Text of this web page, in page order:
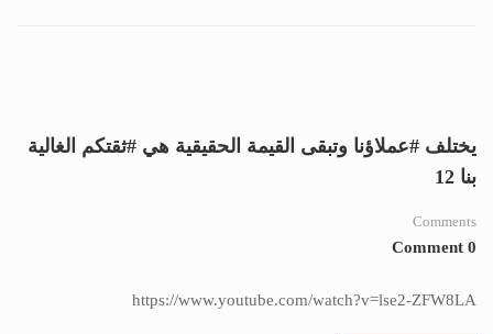
يختلف #عملاؤنا وتبقى القيمة الحقيقية هي #ثقتكم الغالية
بنا 12
Comments
0 Comment
https://www.youtube.com/watch?v=lse2-ZFW8LA